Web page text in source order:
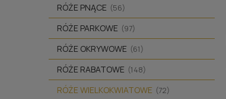
RÓŻE PNĄCE (56)
RÓŻE PARKOWE (97)
RÓŻE OKRYWOWE (61)
RÓŻE RABATOWE (148)
RÓŻE WIELKOKWIATOWE (72)